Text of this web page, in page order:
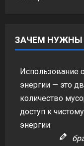
ЗАЧЕМ НУЖНЫ
Использование
энергии — это
количество
доступ к
энергии